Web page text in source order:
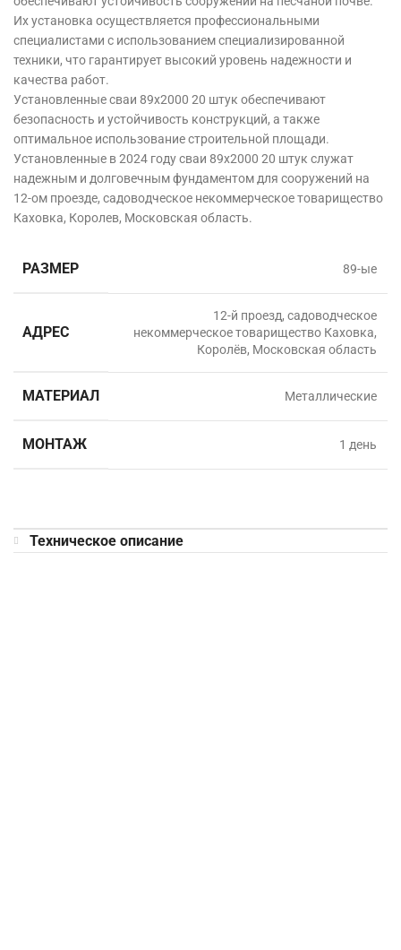
Их установка осуществляется профессиональными
специалистами с использованием специализированной
техники, что гарантирует высокий уровень надежности и
качества работ.
Установленные сваи 89х2000 20 штук обеспечивают
безопасность и устойчивость конструкций, а также
оптимальное использование строительной площади.
Установленные в 2024 году сваи 89х2000 20 штук служат
надежным и долговечным фундаментом для сооружений на
12-ом проезде, садоводческое некоммерческое товарищество
Каховка, Королев, Московская область.
РАЗМЕР 89-ые
АДРЕС
12-й проезд, садоводческое
некоммерческое товарищество Каховка,
Королёв, Московская область
МАТЕРИАЛ Металлические
МОНТАЖ 1 день
Техническое описание